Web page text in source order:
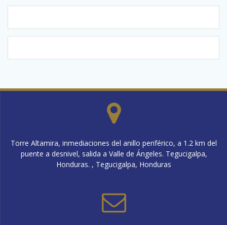
Torre Altamira, inmediaciones del anillo periférico, a 1.2 km del
puente a desnivel, salida a Valle de Ángeles. Tegucigalpa,
Honduras. , Tegucigalpa, Honduras